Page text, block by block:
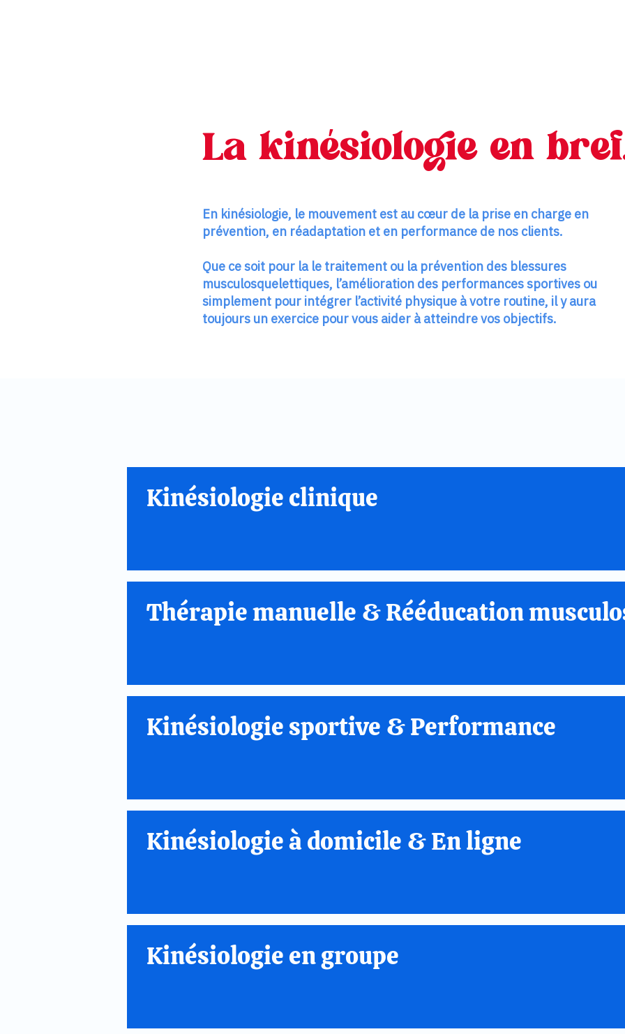
La kinésiologie en
En kinésiologie, le mouvement est au cœur de la prise en charge en
prévention, en réadaptation et en performance de nos clients.
Que ce soit pour la le traitement ou la prévention des blessures
musculosquelettiques, l’amélioration des performances sportives ou
simplement pour intégrer l’activité physique à votre routine, il y aura
toujours un exercice pour vous aider à atteindre vos objectifs.
Kinésiologie clinique
Thérapie manuelle & Rééducation
Kinésiologie sportive & Performance
Kinésiologie à domicile & En ligne
Kinésiologie en groupe